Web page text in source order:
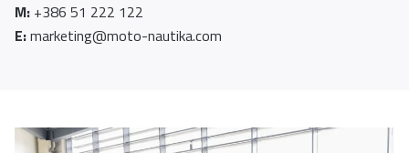
M: +386 51 222 122
E:marketing@moto-nautika.com